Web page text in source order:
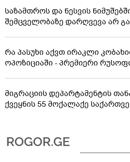
საზამთროს და ნესვის
შემცველობაზე დარღვევა არ
რა პასუხი აქვთ ირაკლი
ოპოზიციაში - პრემიერი
მიგრაციის დეპარტამენტის
ქვეყნის 55 მოქალაქე